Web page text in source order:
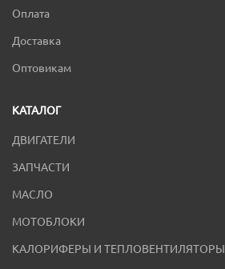
Оплата
Доставка
Оптовикам
КАТАЛОГ
ДВИГАТЕЛИ
ЗАПЧАСТИ
МАСЛО
МОТОБЛОКИ
КАЛОРИФЕРЫ И ТЕПЛОВЕНТИЛЯТОРЫ